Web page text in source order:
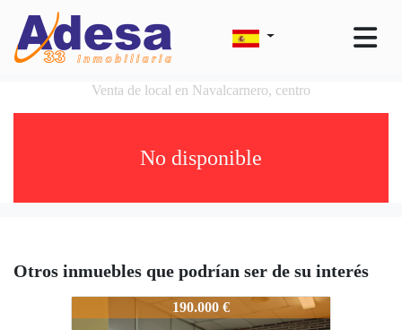
Venta de local en Navalcarnero, centro
No disponible
Otros inmuebles que podrían ser de su interés
190.000 €